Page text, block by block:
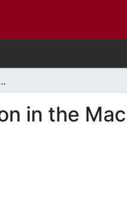
education in the Mackenzie District
in the